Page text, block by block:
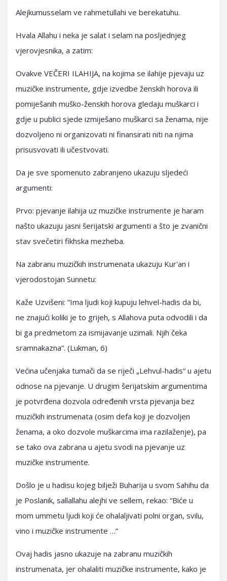
Alejkumusselam ve rahmetullahi ve berekatuhu.
Hvala Allahu i neka je salat i selam na posljednjeg
vjerovjesnika, a zatim:
Ovakve VEČERI ILAHIJA, na kojima se ilahije pjevaju uz
muzičke instrumente, gdje izvedbe ženskih horova ili
pomiješanih muško-ženskih horova gledaju muškarci i
gdje u publici sjede izmiješano muškarci sa ženama, nije
dozvoljeno ni organizovati ni finansirati niti na njima
prisusvovati ili učestvovati.
Da je sve spomenuto zabranjeno ukazuju sljedeći
argumenti:
Prvo: pjevanje ilahija uz muzičke instrumente je haram
našto ukazuju jasni šerijatski argumenti a što je zvanični
stav svečetiri fikhska mezheba.
Na zabranu muzičkih instrumenata ukazuju Kur'an i
vjerodostojan Sunnetu:
Kaže Uzvišeni: “Ima ljudi koji kupuju lehvel-hadis da bi,
ne znajući koliki je to grijeh, s Allahova puta odvodili i da
bi ga predmetom za ismijavanje uzimali. Njih čeka
sramnakazna”. (Lukman, 6)
Većina učenjaka tumači da se riječi „Lehvul-hadis“ u ajetu
odnose na pjevanje. U drugim šerijatskim argumentima
je potvrđena dozvola određenih vrsta pjevanja bez
muzičkih instrumenata (osim defa koji je dozvoljen
ženama, a oko dozvole muškarcima ima razilaženje), pa
se tako ova zabrana u ajetu svodi na pjevanje uz
muzičke instrumente.
Došlo je u hadisu kojeg bilježi Buharija u svom Sahihu da
je Poslanik, sallallahu alejhi ve sellem, rekao: “Biće u
mom ummetu ljudi koji će ohalaljivati polni organ, svilu,
vino i muzičke instrumente …”
Ovaj hadis jasno ukazuje na zabranu muzičkih
instrumenata, jer ohalaliti muzičke instrumente, kako je